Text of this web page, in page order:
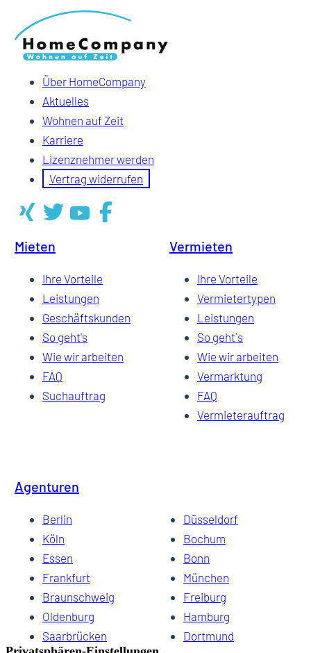
Über HomeCompany
Aktuelles
Wohnen auf Zeit
Karriere
Lizenznehmer werden
Vertrag widerrufen
Mieten
Ihre Vorteile
Leistungen
Geschäftskunden
So geht's
Wie wir arbeiten
FAQ
Suchauftrag
Vermieten
Ihre Vorteile
Vermietertypen
Leistungen
So geht`s
Wie wir arbeiten
Vermarktung
FAQ
Vermieterauftrag
Agenturen
Berlin
Düsseldorf
Köln
Bochum
Essen
Bonn
Frankfurt
München
Braunschweig
Freiburg
Oldenburg
Hamburg
Saarbrücken
Dortmund